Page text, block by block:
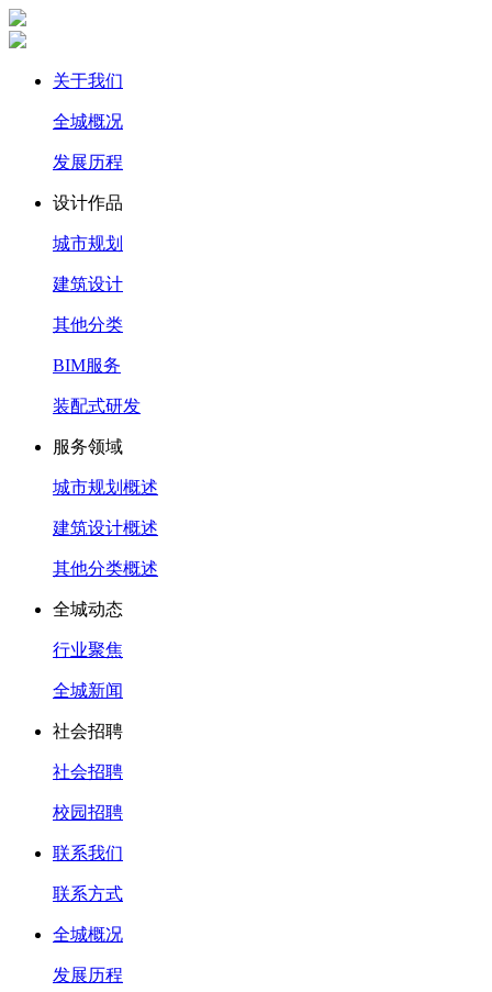
关于我们
全城概况
发展历程
设计作品
城市规划
建筑设计
其他分类
BIM服务
装配式研发
服务领域
城市规划概述
建筑设计概述
其他分类概述
全城动态
行业聚焦
全城新闻
社会招聘
社会招聘
校园招聘
联系我们
联系方式
全城概况
发展历程